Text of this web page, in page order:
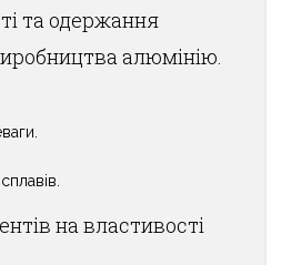
та одержання
алюмінію.
на властивості